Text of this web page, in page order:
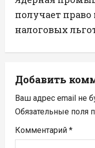
г
а
ц
и
я
п
о
получает
налоговых
Добавить
Ваш адрес email не
Обязательные поля
Комментарий *